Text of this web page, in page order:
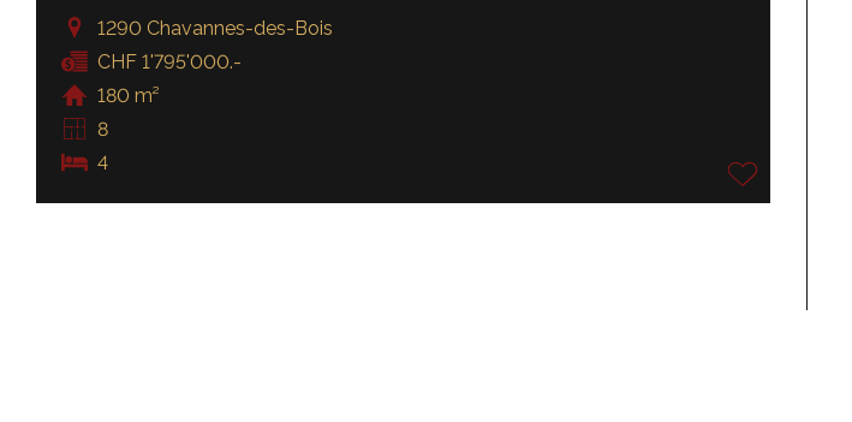
1290 Chavannes-des-Bois
CHF 1'795'000.-
180 m²
8
4